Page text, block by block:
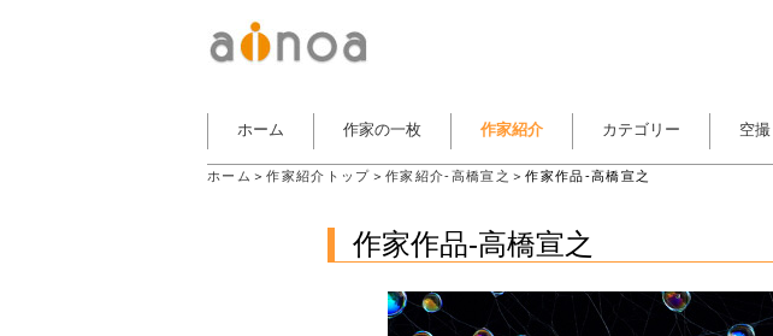
ホーム 作家の一枚 作家紹介 カテゴリー 空撮
ホーム ＞作家紹介トップ ＞作家紹介-高橋宣之 ＞作家作品-高橋宣之
作家作品-高橋宣之